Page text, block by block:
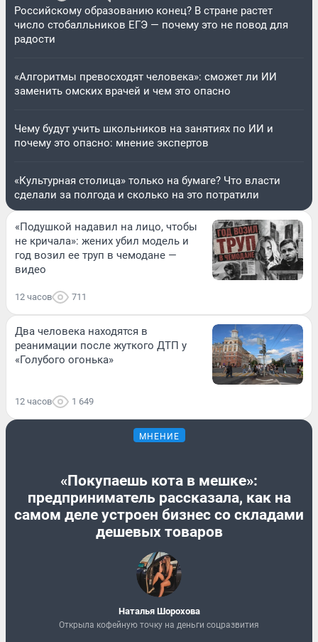
Российскому образованию конец? В стране растет
число стобалльников ЕГЭ — почему это не повод для
радости
«Алгоритмы превосходят человека»: сможет ли ИИ
заменить омских врачей и чем это опасно
Чему будут учить школьников на занятиях по ИИ и
почему это опасно: мнение экспертов
«Культурная столица» только на бумаге? Что власти
сделали за полгода и сколько на это потратили
«Подушкой надавил на лицо, чтобы
не кричала»: жених убил модель и
год возил ее труп в чемодане —
видео
12 часов 711
Два человека находятся в
реанимации после жуткого ДТП у
«Голубого огонька»
12 часов 1 649
МНЕНИЕ
«Покупаешь кота в мешке»:
предприниматель рассказала, как на
самом деле устроен бизнес со складами
дешевых товаров
Наталья Шорохова
Открыла кофейную точку на деньги соцразвития